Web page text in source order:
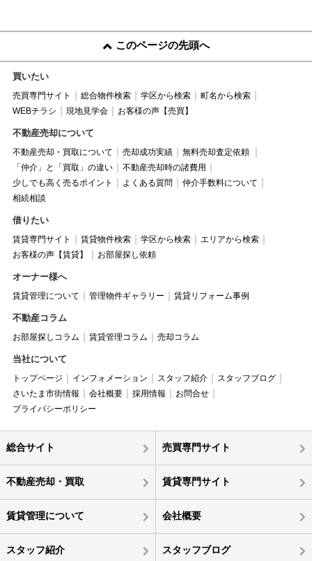
このページの先頭へ
買いたい
売買専門サイト 総合物件検索 学区から検索
町名から検索
WEBチラシ
現地見学会 お客様の声【売買】
不動産売却について
不動産売却・買取について 売却成功実績
無料売却査定依頼
「仲介」と「買取」の違い
不動産売却時の諸費用
少しでも高く売るポイント
よくある質問
仲介手数料について
相続相談
借りたい
賃貸専門サイト 賃貸物件検索 学区から検索
エリアから検索
お客様の声【賃貸】
お部屋探し依頼
オーナー様へ
賃貸管理について 管理物件ギャラリー 賃貸リフォーム事例
不動産コラム
お部屋探しコラム 賃貸管理コラム 売却コラム
当社について
トップページ インフォメーション スタッフ紹介
スタッフブログ
さいたま市街情報
会社概要 採用情報
お問合せ
プライバシーポリシー
総合サイト 売買専門サイト
不動産売却・買取 賃貸専門サイト
賃貸管理について 会社概要
スタッフ紹介 スタッフブログ